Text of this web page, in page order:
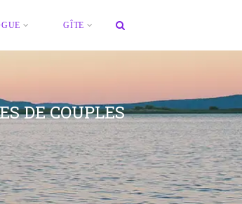
GÎTE
DE COUPLES